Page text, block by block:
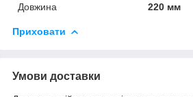
Довжина
220 мм
Приховати
Умови доставки